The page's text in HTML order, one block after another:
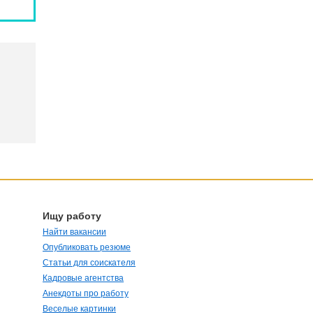
Ищу работу
Найти вакансии
Опубликовать резюме
Статьи для соискателя
Кадровые агентства
Анекдоты про работу
Веселые картинки